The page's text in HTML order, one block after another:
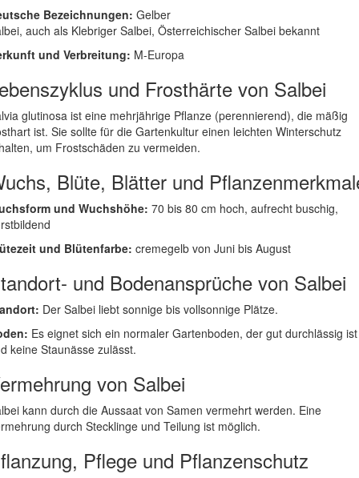
Bezeichnungen: Gelber
auch als Klebriger Salbei, Österreichischer Salbei bekannt
und Verbreitung: M-Europa
und Frosthärte von Salbei
glutinosa ist eine mehrjährige Pflanze (perennierend), die mäßig
ist. Sie sollte für die Gartenkultur einen leichten Winterschutz
um Frostschäden zu vermeiden.
Blüte, Blätter und
und Wuchshöhe: 70 bis 80 cm hoch, aufrecht buschig,
und Blütenfarbe: cremegelb von Juni bis August
und Bodenansprüche von Salbei
Der Salbei liebt sonnige bis vollsonnige Plätze.
Es eignet sich ein normaler Gartenboden, der gut durchlässig ist
keine Staunässe zulässt.
von Salbei
kann durch die Aussaat von Samen vermehrt werden. Eine
durch Stecklinge und Teilung ist möglich.
Pflege und Pflanzenschutz